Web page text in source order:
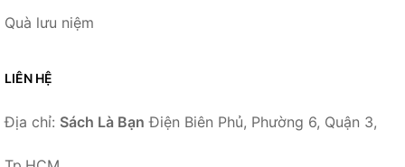
Quà lưu niệm
LIÊN HỆ
Địa chỉ: Sách Là Bạn Điện Biên Phủ, Phường 6, Quận 3,